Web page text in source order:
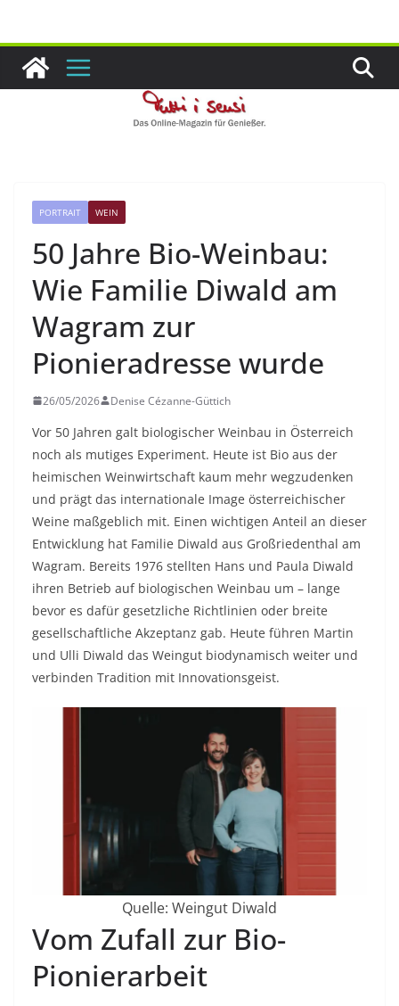
springen
PORTRAIT WEIN
50 Jahre Bio-Weinbau:
Wie Familie Diwald am
Wagram zur
Pionieradresse wurde
26/05/2026 Denise Cézanne-Güttich
Vor 50 Jahren galt biologischer Weinbau in Österreich
noch als mutiges Experiment. Heute ist Bio aus der
heimischen Weinwirtschaft kaum mehr wegzudenken
und prägt das internationale Image österreichischer
Weine maßgeblich mit. Einen wichtigen Anteil an dieser
Entwicklung hat Familie Diwald aus Großriedenthal am
Wagram. Bereits 1976 stellten Hans und Paula Diwald
ihren Betrieb auf biologischen Weinbau um – lange
bevor es dafür gesetzliche Richtlinien oder breite
gesellschaftliche Akzeptanz gab. Heute führen Martin
und Ulli Diwald das Weingut biodynamisch weiter und
verbinden Tradition mit Innovationsgeist.
Quelle: Weingut Diwald
Vom Zufall zur Bio-
Pionierarbeit